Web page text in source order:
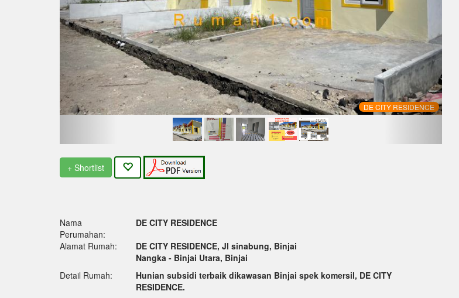
DE CITY RESIDENCE
+ Shortlist
Nama
Perumahan:
DE CITY RESIDENCE
Alamat Rumah:
DE CITY RESIDENCE, Jl sinabung, Binjai
Nangka - Binjai Utara, Binjai
Detail Rumah:
Hunian subsidi terbaik dikawasan Binjai spek komersil, DE CITY
RESIDENCE.